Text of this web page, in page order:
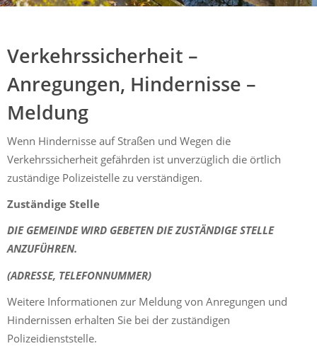
Verkehrssicherheit –
Anregungen, Hindernisse –
Meldung
Wenn Hindernisse auf Straßen und Wegen die
Verkehrssicherheit gefährden ist unverzüglich die örtlich
zuständige Polizeistelle zu verständigen.
Zuständige Stelle
DIE GEMEINDE WIRD GEBETEN DIE ZUSTÄNDIGE STELLE
ANZUFÜHREN.
(ADRESSE, TELEFONNUMMER)
Weitere Informationen zur Meldung von Anregungen und
Hindernissen erhalten Sie bei der zuständigen
Polizeidienststelle.